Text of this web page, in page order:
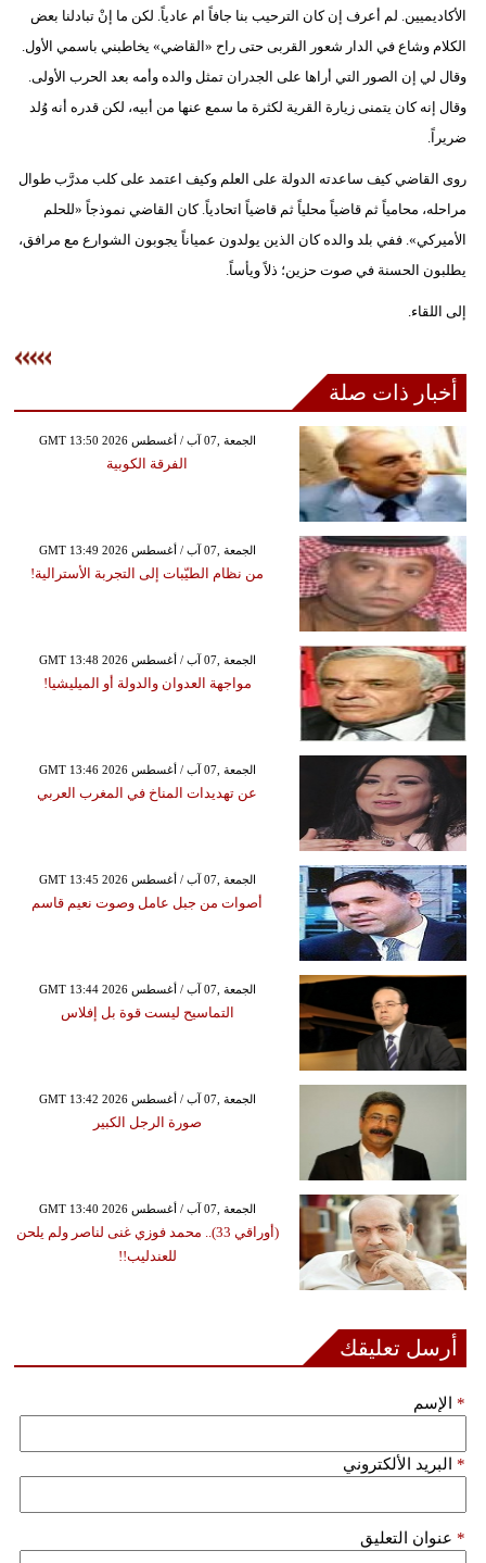
الأكاديميين. لم أعرف إن كان الترحيب بنا جافاً ام عادياً. لكن ما إنْ تبادلنا بعض
الكلام وشاع في الدار شعور القربى حتى راح «القاضي» يخاطبني باسمي الأول.
وقال لي إن الصور التي أراها على الجدران تمثل والده وأمه بعد الحرب الأولى.
وقال إنه كان يتمنى زيارة القرية لكثرة ما سمع عنها من أبيه، لكن قدره أنه وُلد
ضريراً.
روى القاضي كيف ساعدته الدولة على العلم وكيف اعتمد على كلب مدرَّب طوال
مراحله، محامياً ثم قاضياً محلياً ثم قاضياً اتحادياً. كان القاضي نموذجاً «للحلم
الأميركي». ففي بلد والده كان الذين يولدون عمياناً يجوبون الشوارع مع مرافق،
يطلبون الحسنة في صوت حزين؛ ذلاً ويأساً.
إلى اللقاء.
أخبار ذات صلة
GMT 13:50 2026 الجمعة ,07 آب / أغسطس
الفرقة الكوبية
GMT 13:49 2026 الجمعة ,07 آب / أغسطس
من نظام الطيّبات إلى التجربة الأسترالية!
GMT 13:48 2026 الجمعة ,07 آب / أغسطس
مواجهة العدوان والدولة أو الميليشيا!
GMT 13:46 2026 الجمعة ,07 آب / أغسطس
عن تهديدات المناخ في المغرب العربي
GMT 13:45 2026 الجمعة ,07 آب / أغسطس
أصوات من جبل عامل وصوت نعيم قاسم
GMT 13:44 2026 الجمعة ,07 آب / أغسطس
التماسيح ليست قوة بل إفلاس
GMT 13:42 2026 الجمعة ,07 آب / أغسطس
صورة الرجل الكبير
GMT 13:40 2026 الجمعة ,07 آب / أغسطس
(أوراقي 33).. محمد فوزي غنى لناصر ولم يلحن
للعندليب!!
أرسل تعليقك
الإسم *
البريد الألكتروني *
عنوان التعليق *